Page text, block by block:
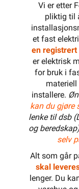
Vi er etter
pliktig til
et fast
en
er elektrisk
for bruk i
installere.
kan du gjøre
lenke til dsb
og
selv
Alt som går
skal
lenger. Du